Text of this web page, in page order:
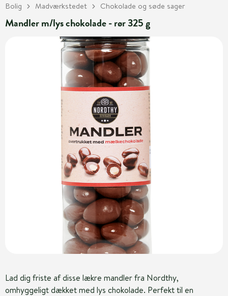
Bolig Madværkstedet Chokolade og søde sager
Mandler m/lys chokolade - rør 325 g
Lad dig friste af disse lækre mandler fra Nordthy,
omhyggeligt dækket med lys chokolade. Perfekt til en